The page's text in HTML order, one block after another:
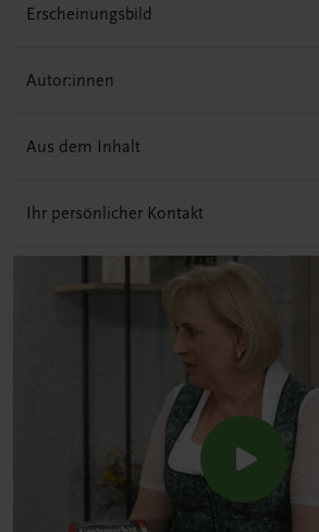
Erscheinungsbild
Autor:innen
Aus dem Inhalt
Ihr persönlicher Kontakt